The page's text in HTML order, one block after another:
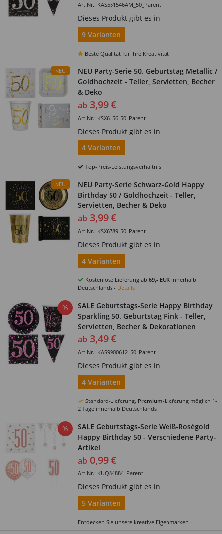
Art.Nr.: KAS551546AM_50_Parent
Dieses Produkt gibt es in
9 Varianten
Beste Qualität für Ihre Kreativität
NEU
NEU Party-Serie 50. Geburtstag Metallic /
Goldhochzeit - Teller, Servietten, Becher
& Deko
ab 3,99 €
Art.Nr.: KSX6156-50_Parent
Dieses Produkt gibt es in
4 Varianten
Top-Preis-Leistungsverhältnis
NEU
NEU Party-Serie Schwarz-Gold Happy
Birthday 50 / Goldhochzeit - Teller,
Servietten, Becher & Deko
ab 3,99 €
Art.Nr.: KSX6789-50_Parent
Dieses Produkt gibt es in
4 Varianten
Kostenlose Lieferung ab69,- EUR innerhalb
Deutschlands - Details
%
SALE Geburtstags-Serie Happy Birthday
Sparkling 50. Geburtstag Pink - Teller,
Servietten, Becher & Dekorationen
ab 3,49 €
Art.Nr.: KAS9900612_50_Parent
Dieses Produkt gibt es in
4 Varianten
Standard-Lieferung, Premium-Lieferung möglich 1-
2 Tage innerhalb Deutschlands
%
SALE Geburtstags-Serie Weiß-Roségold
Happy Birthday 50 - Verschiedene Party-
Artikel
ab 0,99 €
Art.Nr.: KUQ84884_Parent
Dieses Produkt gibt es in
5 Varianten
Entdecken Sie unsere kreative Eigenmarken